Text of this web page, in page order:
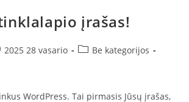
įrašas!
2025 28 vasario
PostBe kategorijos
WordPress. Tai pirmasis Jūsų įrašas,